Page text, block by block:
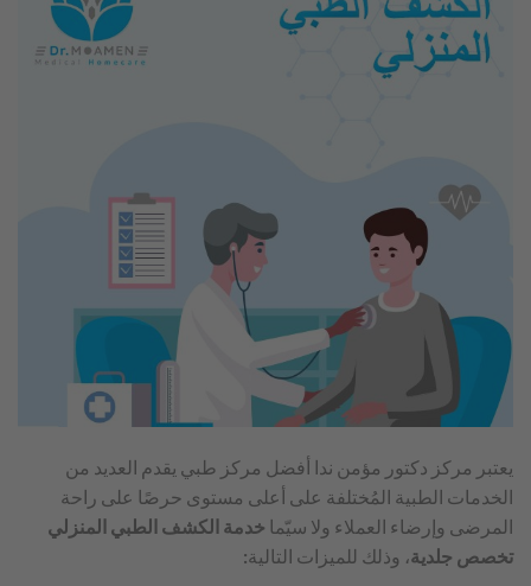
يعتبر مركز دكتور مؤمن ندا أفضل مركز طبي يقدم العديد من
الخدمات الطبية المُختلفة على أعلى مستوى حرصًا على راحة
المرضى وإرضاء العملاء ولا سيّما خدمة الكشف الطبي المنزلي
تخصص جلدية، وذلك للميزات التالية: